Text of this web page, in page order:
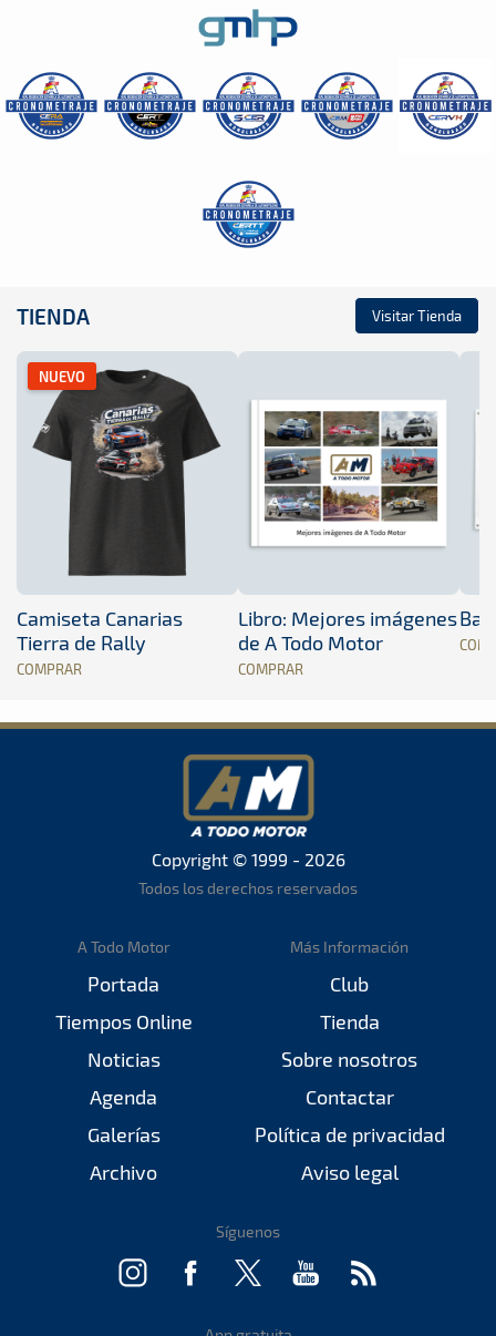
TIENDA Visitar Tienda
NUEVO
Camiseta Canarias
Tierra de Rally
COMPRAR
Libro: Mejores imágenes
de A Todo Motor
COMPRAR
Copyright © 1999 - 2026
Todos los derechos reservados
A Todo Motor
Portada
Tiempos Online
Noticias
Agenda
Galerías
Archivo
Más Información
Club
Tienda
Sobre nosotros
Contactar
Política de privacidad
Aviso legal
Síguenos